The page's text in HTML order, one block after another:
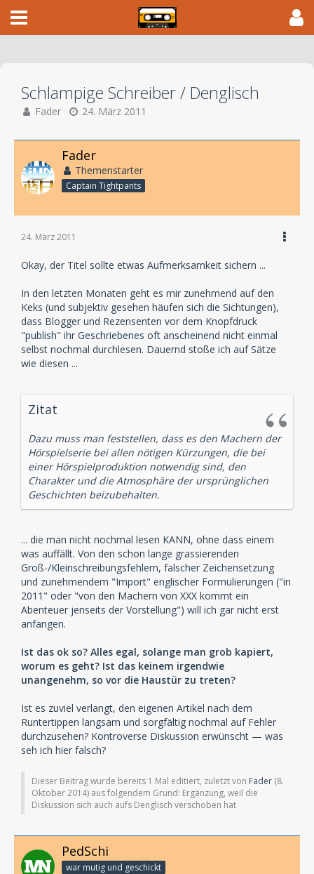
Schlampige Schreiber / Denglisch
Fader 24. März 2011
Fader
Themenstarter
Captain Tightpants
24. März 2011
Okay, der Titel sollte etwas Aufmerksamkeit sichern ...
In den letzten Monaten geht es mir zunehmend auf den
Keks (und subjektiv gesehen häufen sich die Sichtungen),
dass Blogger und Rezensenten vor dem Knopfdruck
"publish" ihr Geschriebenes oft anscheinend nicht einmal
selbst nochmal durchlesen. Dauernd stoße ich auf Sätze
wie diesen ...
Zitat
Dazu muss man feststellen, dass es den Machern der
Hörspielserie bei allen nötigen Kürzungen, die bei
einer Hörspielproduktion notwendig sind, den
Charakter und die Atmosphäre der ursprünglichen
Geschichten beizubehalten.
... die man nicht nochmal lesen KANN, ohne dass einem
was auffällt. Von den schon lange grassierenden
Groß-/Kleinschreibungsfehlern, falscher Zeichensetzung
und zunehmendem "Import" englischer Formulierungen ("in
2011" oder "von den Machern von XXX kommt ein
Abenteuer jenseits der Vorstellung") will ich gar nicht erst
anfangen.
Ist das ok so? Alles egal, solange man grob kapiert,
worum es geht? Ist das keinem irgendwie
unangenehm, so vor die Haustür zu treten?
Ist es zuviel verlangt, den eigenen Artikel nach dem
Runtertippen langsam und sorgfältig nochmal auf Fehler
durchzusehen? Kontroverse Diskussion erwünscht — was
seh ich hier falsch?
Dieser Beitrag wurde bereits 1 Mal editiert, zuletzt von Fader (8.
Oktober 2014) aus folgendem Grund: Ergänzung, weil die
Diskussion sich auch aufs Denglisch verschoben hat
PedSchi
war mutig und geschickt